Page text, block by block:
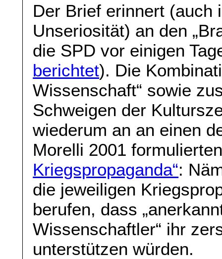
Der Brief erinnert (auch
Unseriosität) an den
die SPD vor einigen
berichtet). Die
Wissenschaft“ sowie
Schweigen der
wiederum an an einen
Morelli 2001
Kriegspropaganda“:
die jeweiligen
berufen, dass
Wissenschaftler“ ihr
unterstützen würden.